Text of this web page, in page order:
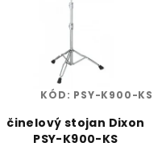
činelový stojan Dixon
PSY-K900-KS
KÓD: PSY-K900-KS